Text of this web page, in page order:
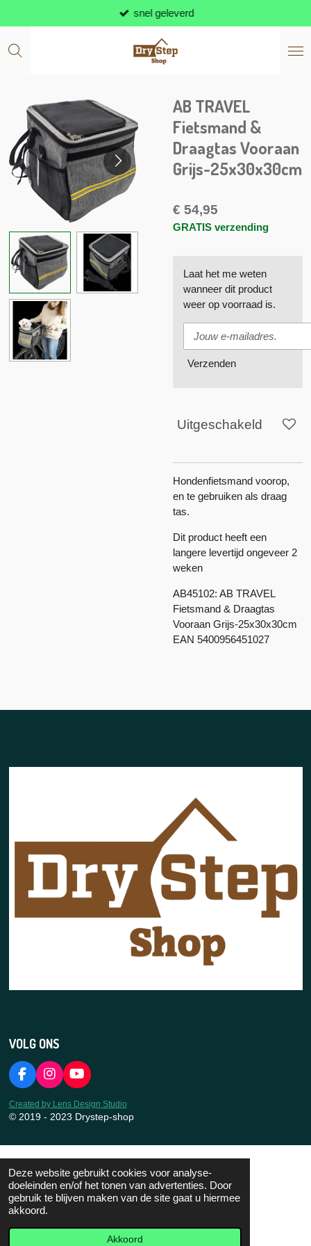
Deze website gebruikt cookies voor analyse-
doeleinden en/of het tonen van advertenties. Door
gebruik te blijven maken van de site gaat u hiermee
akkoord.
Akkoord
direct
naar
snel geleverd
AB TRAVEL
Fietsmand &
Draagtas Vooraan
Grijs-25x30x30cm
€ 54,95
GRATIS verzending
Laat het me weten
wanneer dit product
weer op voorraad is.
Verzenden
Uitgeschakeld
Hondenfietsmand voorop,
en te gebruiken als draag
tas.
Dit product heeft een
langere levertijd ongeveer 2
weken
AB45102: AB TRAVEL
Fietsmand & Draagtas
Vooraan Grijs-25x30x30cm
EAN 5400956451027
VOLG ONS
F
a
c
e
I
n
s
t
a
m
Y
o
u
T
Created by Lens Design Studio
© 2019 - 2023 Drystep-shop